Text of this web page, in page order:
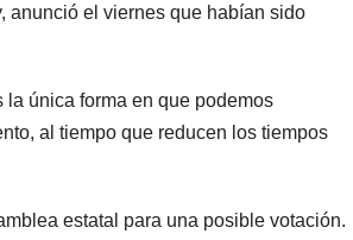
anunció el viernes que habían sido
única forma en que podemos
al tiempo que reducen los tiempos
estatal para una posible votación.